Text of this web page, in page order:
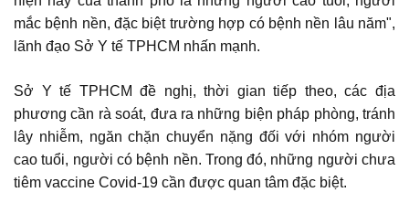
mắc bệnh nền, đặc biệt trường hợp có bệnh nền lâu năm",
lãnh đạo Sở Y tế TPHCM nhấn mạnh.
Sở Y tế TPHCM đề nghị, thời gian tiếp theo, các địa
phương cần rà soát, đưa ra những biện pháp phòng, tránh
lây nhiễm, ngăn chặn chuyển nặng đối với nhóm người
cao tuổi, người có bệnh nền. Trong đó, những người chưa
tiêm vaccine Covid-19 cần được quan tâm đặc biệt.